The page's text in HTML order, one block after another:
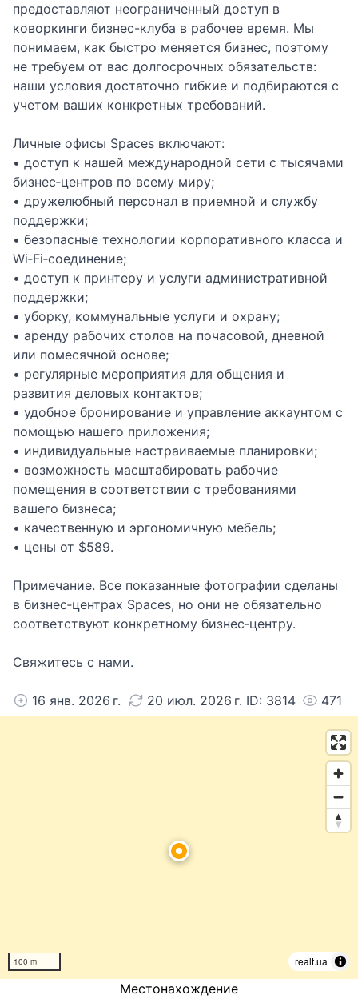
предоставляют неограниченный доступ в
коворкинги бизнес-клуба в рабочее время. Мы
понимаем, как быстро меняется бизнес, поэтому
не требуем от вас долгосрочных обязательств:
наши условия достаточно гибкие и подбираются с
учетом ваших конкретных требований.
Личные офисы Spaces включают:
• доступ к нашей международной сети с тысячами
бизнес‑центров по всему миру;
• дружелюбный персонал в приемной и службу
поддержки;
• безопасные технологии корпоративного класса и
Wi‑Fi‑соединение;
• доступ к принтеру и услуги административной
поддержки;
• уборку, коммунальные услуги и охрану;
• аренду рабочих столов на почасовой, дневной
или помесячной основе;
• регулярные мероприятия для общения и
развития деловых контактов;
• удобное бронирование и управление аккаунтом с
помощью нашего приложения;
• индивидуальные настраиваемые планировки;
• возможность масштабировать рабочие
помещения в соответствии с требованиями
вашего бизнеса;
• качественную и эргономичную мебель;
• цены от $589.
Примечание. Все показанные фотографии сделаны
в бизнес‑центрах Spaces, но они не обязательно
соответствуют конкретному бизнес‑центру.
Свяжитесь с нами.
16 янв. 2026 г. 20 июл. 2026 г. ID: 3814 471
100 m realt.ua
Местонахождение